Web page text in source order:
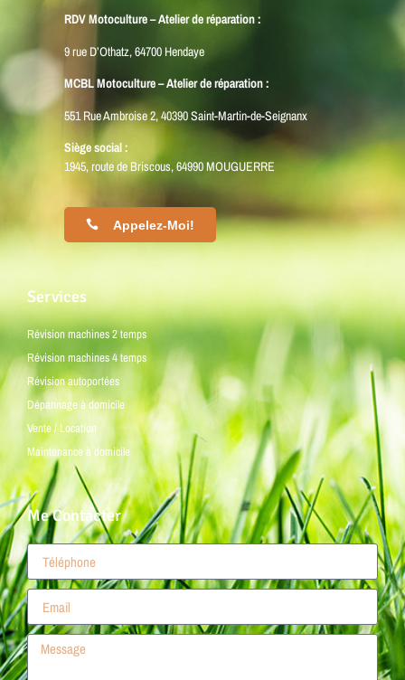
RDV Motoculture – Atelier de réparation :
9 rue D’Othatz, 64700 Hendaye
MCBL Motoculture – Atelier de réparation :
551 Rue Ambroise 2, 40390 Saint-Martin-de-Seignanx
Siège social :
1945, route de Briscous, 64990 MOUGUERRE
Appelez-Moi!
Services
Révision machines 2 temps
Révision machines 4 temps
Révision autoportées
Dépannage à domicile
Vente / Location
Maintenance à domicile
Me Contacter